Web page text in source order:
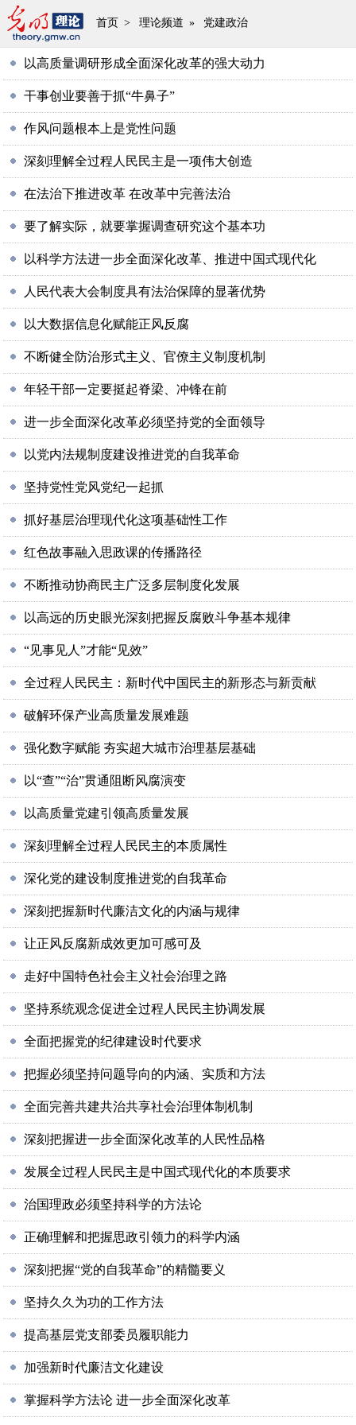
首页 > 理论频道 » 党建政治
以高质量调研形成全面深化改革的强大动力
干事创业要善于抓“牛鼻子”
作风问题根本上是党性问题
深刻理解全过程人民民主是一项伟大创造
在法治下推进改革 在改革中完善法治
要了解实际，就要掌握调查研究这个基本功
以科学方法进一步全面深化改革、推进中国式现代化
人民代表大会制度具有法治保障的显著优势
以大数据信息化赋能正风反腐
不断健全防治形式主义、官僚主义制度机制
年轻干部一定要挺起脊梁、冲锋在前
进一步全面深化改革必须坚持党的全面领导
以党内法规制度建设推进党的自我革命
坚持党性党风党纪一起抓
抓好基层治理现代化这项基础性工作
红色故事融入思政课的传播路径
不断推动协商民主广泛多层制度化发展
以高远的历史眼光深刻把握反腐败斗争基本规律
“见事见人”才能“见效”
全过程人民民主：新时代中国民主的新形态与新贡献
破解环保产业高质量发展难题
强化数字赋能 夯实超大城市治理基层基础
以“查”“治”贯通阻断风腐演变
以高质量党建引领高质量发展
深刻理解全过程人民民主的本质属性
深化党的建设制度推进党的自我革命
深刻把握新时代廉洁文化的内涵与规律
让正风反腐新成效更加可感可及
走好中国特色社会主义社会治理之路
坚持系统观念促进全过程人民民主协调发展
全面把握党的纪律建设时代要求
把握必须坚持问题导向的内涵、实质和方法
全面完善共建共治共享社会治理体制机制
深刻把握进一步全面深化改革的人民性品格
发展全过程人民民主是中国式现代化的本质要求
治国理政必须坚持科学的方法论
正确理解和把握思政引领力的科学内涵
深刻把握“党的自我革命”的精髓要义
坚持久久为功的工作方法
提高基层党支部委员履职能力
加强新时代廉洁文化建设
掌握科学方法论 进一步全面深化改革